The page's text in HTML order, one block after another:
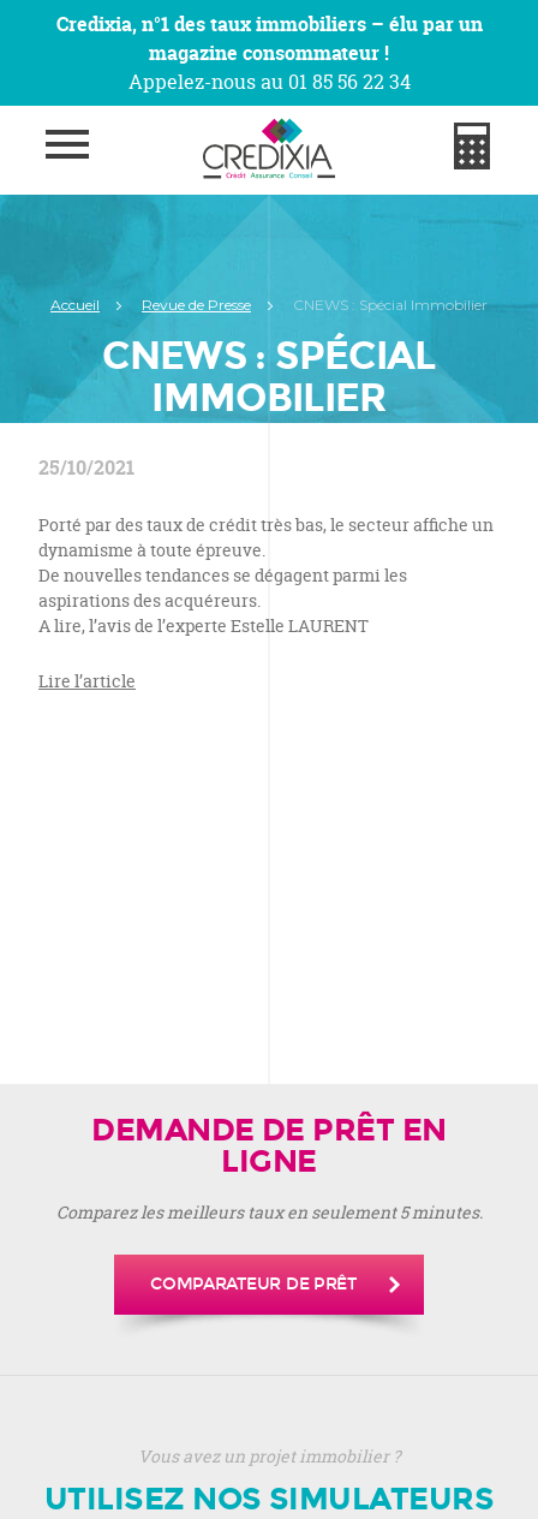
Credixia, n°1 des taux immobiliers – élu par un
magazine consommateur !
Appelez-nous au 01 85 56 22 34
Accueil Revue de Presse CNEWS : Spécial Immobilier
CNEWS : SPÉCIAL
IMMOBILIER
25/10/2021
Porté par des taux de crédit très bas, le secteur affiche un
dynamisme à toute épreuve.
De nouvelles tendances se dégagent parmi les
aspirations des acquéreurs.
A lire, l’avis de l’experte Estelle LAURENT
Lire l’article
DEMANDE DE PRÊT EN
LIGNE
Comparez les meilleurs taux en seulement 5 minutes.
COMPARATEUR DE PRÊT
Vous avez un projet immobilier ?
UTILISEZ NOS SIMULATEURS